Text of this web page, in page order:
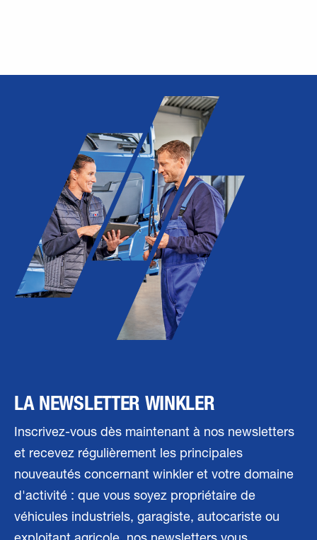
LA NEWSLETTER WINKLER
Inscrivez-vous dès maintenant à nos newsletters
et recevez régulièrement les principales
nouveautés concernant winkler et votre domaine
d'activité : que vous soyez propriétaire de
véhicules industriels, garagiste, autocariste ou